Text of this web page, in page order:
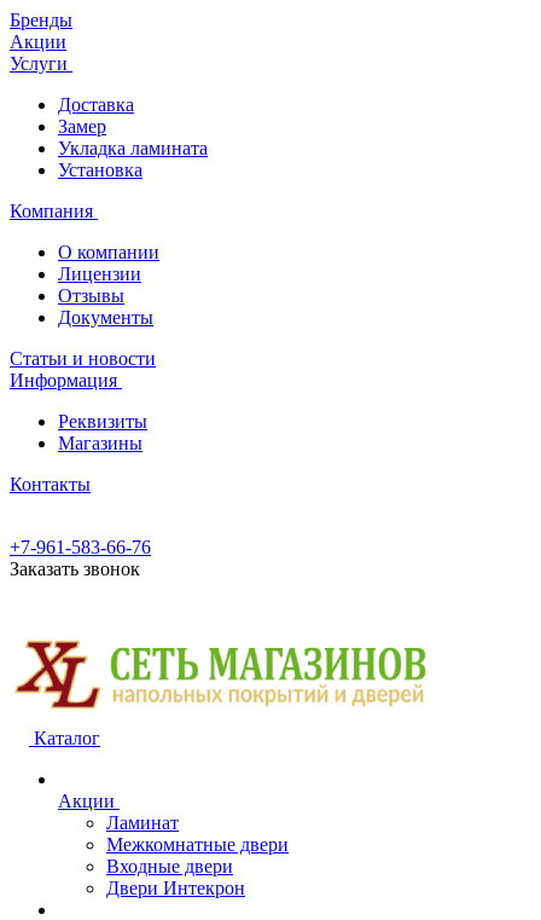
Бренды
Акции
Услуги
Доставка
Замер
Укладка ламината
Установка
Компания
О компании
Лицензии
Отзывы
Документы
Статьи и новости
Информация
Реквизиты
Магазины
Контакты
+7-961-583-66-76
Заказать звонок
Каталог
Акции
Ламинат
Межкомнатные двери
Входные двери
Двери Интекрон